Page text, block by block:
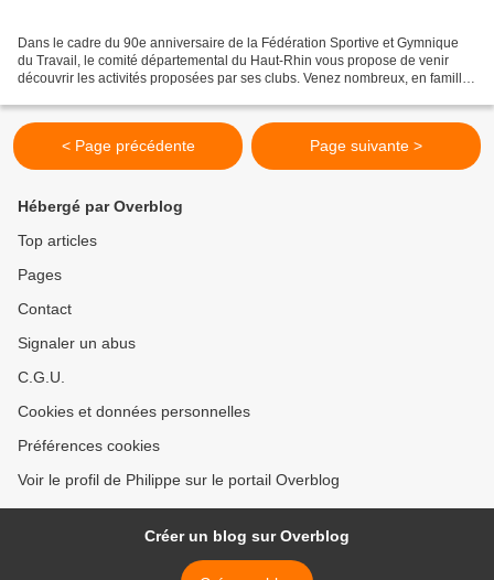
Dans le cadre du 90e anniversaire de la Fédération Sportive et Gymnique
du Travail, le comité départemental du Haut-Rhin vous propose de venir
découvrir les activités proposées par ses clubs. Venez nombreux, en famille
< Page précédente Page suivante >
Hébergé par Overblog
Top articles
Pages
Contact
Signaler un abus
C.G.U.
Cookies et données personnelles
Préférences cookies
Voir le profil de Philippe sur le portail Overblog
Créer un blog sur Overblog